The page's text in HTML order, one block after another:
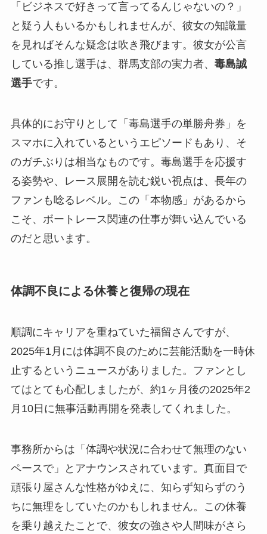
「ビジネスで好きって言ってるんじゃないの？」
と疑う人もいるかもしれませんが、彼女の知識量
を見ればそんな疑念は吹き飛びます。彼女が公言
している推し選手は、群馬支部の実力者、 毒島誠
選手です。
具体的にお守りとして「毒島選手の単勝舟券」を
スマホに入れているというエピソードもあり、そ
のガチぶりは相当なものです。毒島選手を応援す
る姿勢や、レース展開を読む鋭い視点は、長年の
ファンも唸るレベル。この「本物感」があるから
こそ、ボートレース関連の仕事が舞い込んでいる
のだと思います。
体調不良による休養と復帰の現在
順調にキャリアを重ねていた福留さんですが、
2025年1月には体調不良のために芸能活動を一時休
止するというニュースがありました。ファンとし
てはとても心配しましたが、約1ヶ月後の2025年2
月10日に無事活動再開を発表してくれました。
事務所からは「体調や状況に合わせて無理のない
ペースで」とアナウンスされています。真面目で
頑張り屋さんな性格がゆえに、知らず知らずのう
ちに無理をしていたのかもしれません。この休養
を乗り越えたことで、彼女の強さや人間味がさら